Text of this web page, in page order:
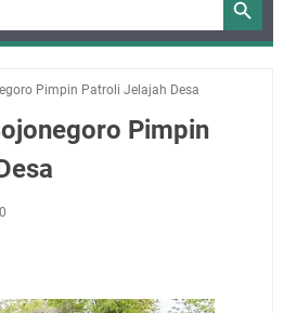
Pimpin Patroli Jelajah Desa
Pimpin